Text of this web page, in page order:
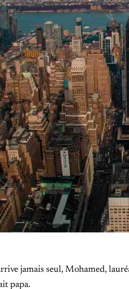
jamais seul, Mohamed,
papa.